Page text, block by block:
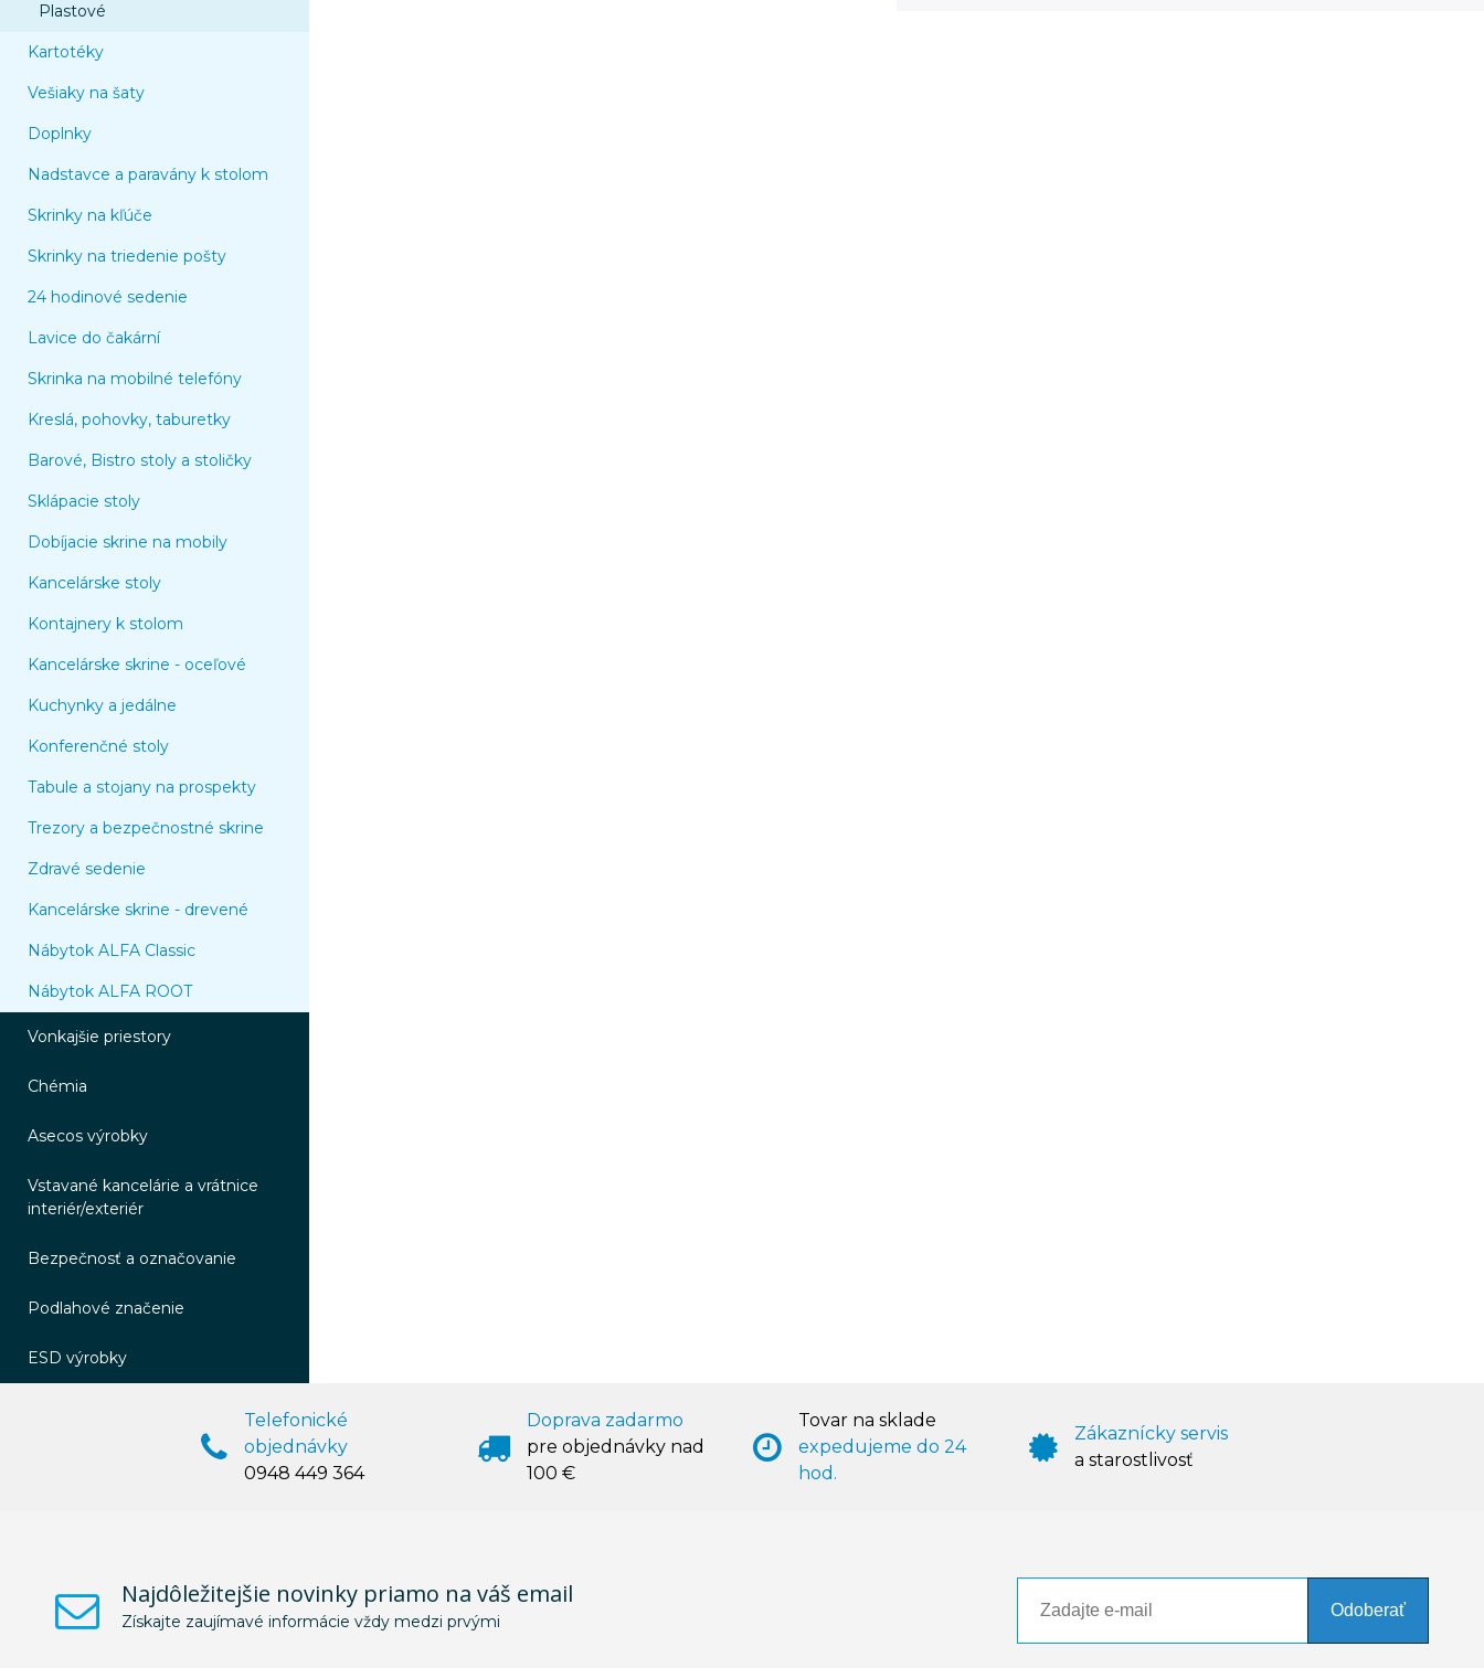
Plastové
Kartotéky
Vešiaky na šaty
Doplnky
Nadstavce a paravány k stolom
Skrinky na kľúče
Skrinky na triedenie pošty
24 hodinové sedenie
Lavice do čakární
Skrinka na mobilné telefóny
Kreslá, pohovky, taburetky
Barové, Bistro stoly a stoličky
Sklápacie stoly
Dobíjacie skrine na mobily
Kancelárske stoly
Kontajnery k stolom
Kancelárske skrine - oceľové
Kuchynky a jedálne
Konferenčné stoly
Tabule a stojany na prospekty
Trezory a bezpečnostné skrine
Zdravé sedenie
Kancelárske skrine - drevené
Nábytok ALFA Classic
Nábytok ALFA ROOT
Vonkajšie priestory
Chémia
Asecos výrobky
Vstavané kancelárie a vrátnice
interiér/exteriér
Bezpečnosť a označovanie
Podlahové značenie
ESD výrobky
Telefonické
objednávky
0948 449 364
Doprava zadarmo
pre objednávky nad
100 €
Tovar na sklade
expedujeme do 24
hod.
Zákaznícky servis
a starostlivosť
Najdôležitejšie novinky priamo na váš email
Získajte zaujímavé informácie vždy medzi prvými
Odoberať